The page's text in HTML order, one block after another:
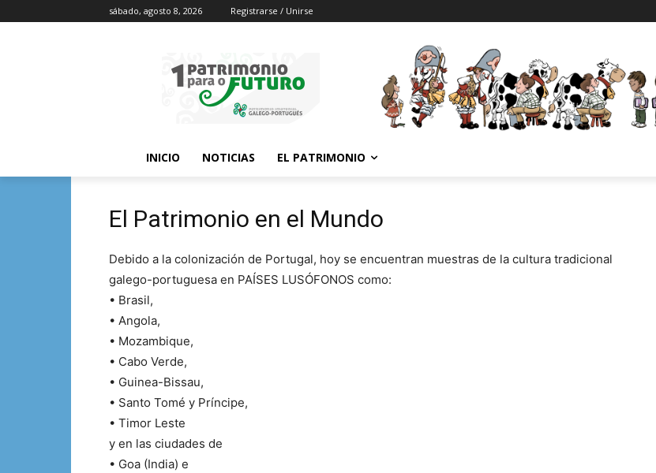
sábado, agosto 8, 2026 Registrarse / Unirse
INICIO NOTICIAS EL PATRIMONIO
El Patrimonio en el Mundo
Debido a la colonización de Portugal, hoy se encuentran muestras de la cultura tradicional
galego-portuguesa en PAÍSES LUSÓFONOS como:
• Brasil,
• Angola,
• Mozambique,
• Cabo Verde,
• Guinea-Bissau,
• Santo Tomé y Príncipe,
• Timor Leste
y en las ciudades de
• Goa (India) e